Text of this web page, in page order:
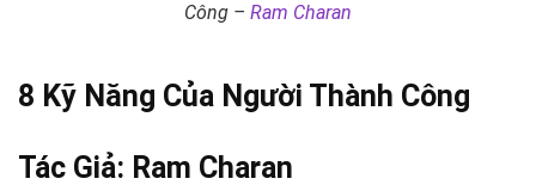
Công – Ram Charan
8 Kỹ Năng Của Người Thành Công
Tác Giả: Ram Charan